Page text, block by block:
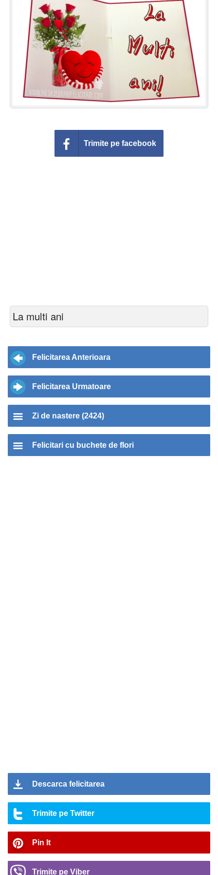
Felicitari zile saptamana
Felicitari muzicale
Felicitari muzicale personalizate
Felicitari animate
Invitatii personalizate
Trimite pe facebook
La multi ani
Felicitarea Anterioara
Felicitarea Urmatoare
Zi de nastere (2424)
Felicitari cu buchete de flori
Descarca felicitarea
Trimite pe Twitter
Pin It
Trimite pe Viber